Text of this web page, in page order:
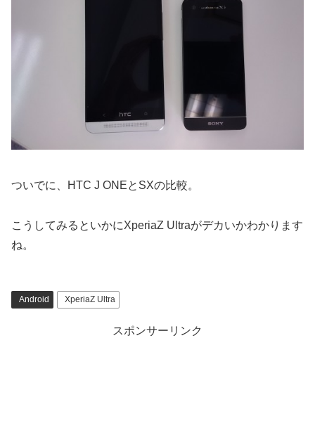
ついでに、HTC J ONEとSXの比較。
こうしてみるといかにXperiaZ Ultraがデカいかわかります
ね。
Android XperiaZ Ultra
スポンサーリンク